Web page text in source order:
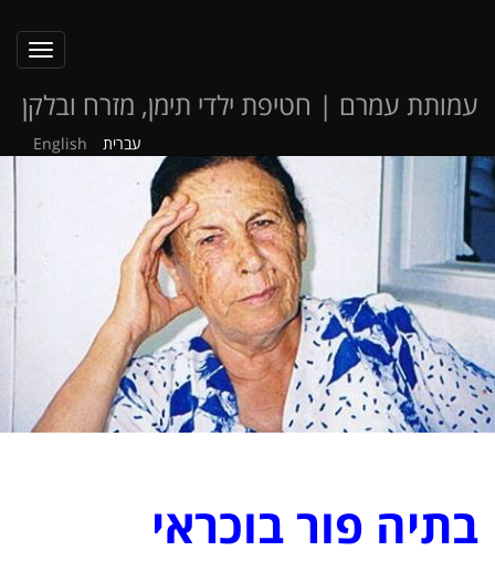
עמותת עמרם | חטיפת ילדי תימן, מזרח ובלקן
עברית English
בתיה פור בוכראי